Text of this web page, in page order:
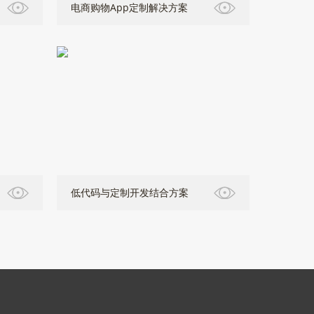
电商购物App定制解决方案
低代码与定制开发结合方案